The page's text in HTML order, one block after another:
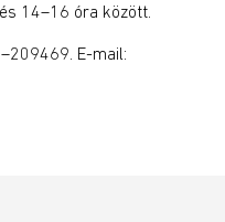
14­–16 óra között.
E-mail: